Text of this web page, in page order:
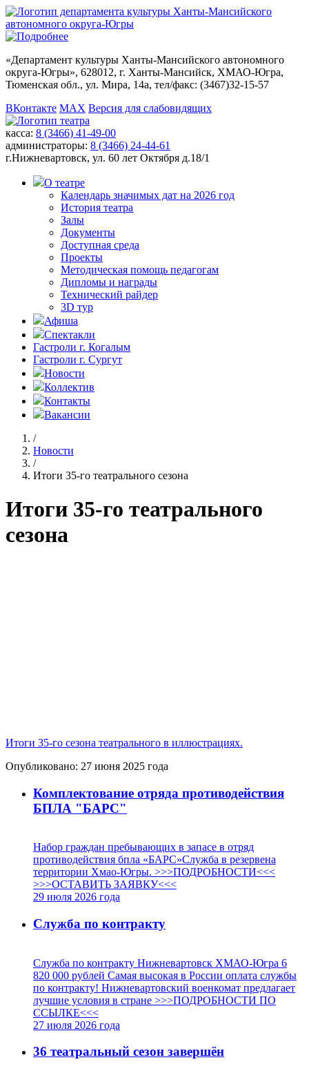
«Департамент культуры Ханты-Мансийского автономного
округа-Югры», 628012, г. Ханты-Мансийск, ХМАО-Югра,
Тюменская обл., ул. Мира, 14а, тел/факс: (3467)32-15-57
ВКонтакте MAX Версия для слабовидящих
касса: 8 (3466) 41-49-00
администраторы: 8 (3466) 24-44-61
г.Нижневартовск, ул. 60 лет Октября д.18/1
О театре
Календарь значимых дат на 2026 год
История театра
Залы
Документы
Доступная среда
Проекты
Методическая помощь педагогам
Дипломы и награды
Технический райдер
3D тур
Афиша
Спектакли
Гастроли г. Когалым
Гастроли г. Сургут
Новости
Коллектив
Контакты
Вакансии
/
Новости
/
Итоги 35-го театрального сезона
Итоги 35-го театрального
сезона
Итоги 35-го сезона театрального в иллюстрациях.
Опубликовано: 27 июня 2025 года
Комплектование отряда противодействия
БПЛА "БАРС"
Набор граждан пребывающих в запасе в отряд
противодействия бпла «БАРС»Служба в резервена
территории Хмао-Югры. >>>ПОДРОБНОСТИ<<<
>>>ОСТАВИТЬ ЗАЯВКУ<<<
29 июля 2026 года
Служба по контракту
Служба по контракту Нижневартовск ХМАО-Югра 6
820 000 рублей Самая высокая в России оплата службы
по контракту! Нижневартовский военкомат предлагает
лучшие условия в стране >>>ПОДРОБНОСТИ ПО
ССЫЛКЕ<<<
27 июля 2026 года
36 театральный сезон завершён